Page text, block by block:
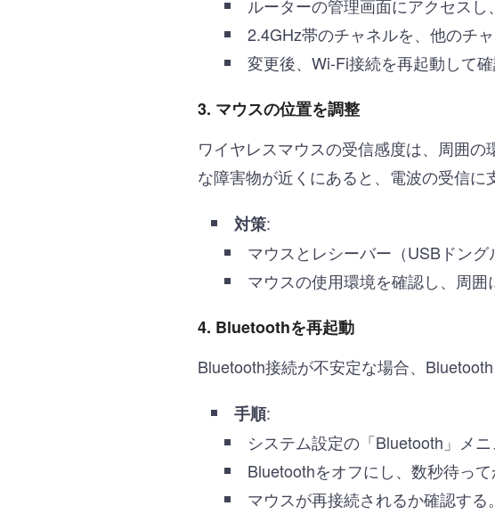
ルーターの管理画面にアクセスし
2.4GHz帯のチャネルを、他のチ
変更後、Wi-Fi接続を再起動して確
3. マウスの位置を調整
ワイヤレスマウスの受信感度は、周囲
な障害物が近くにあると、電波の受信に
対策:
マウスとレシーバー（USBドング
マウスの使用環境を確認し、周囲
4. Bluetoothを再起動
Bluetooth接続が不安定な場合、
手順:
システム設定の「Bluetooth」メニ
Bluetoothをオフにし、数秒待って
マウスが再接続されるか確認する。